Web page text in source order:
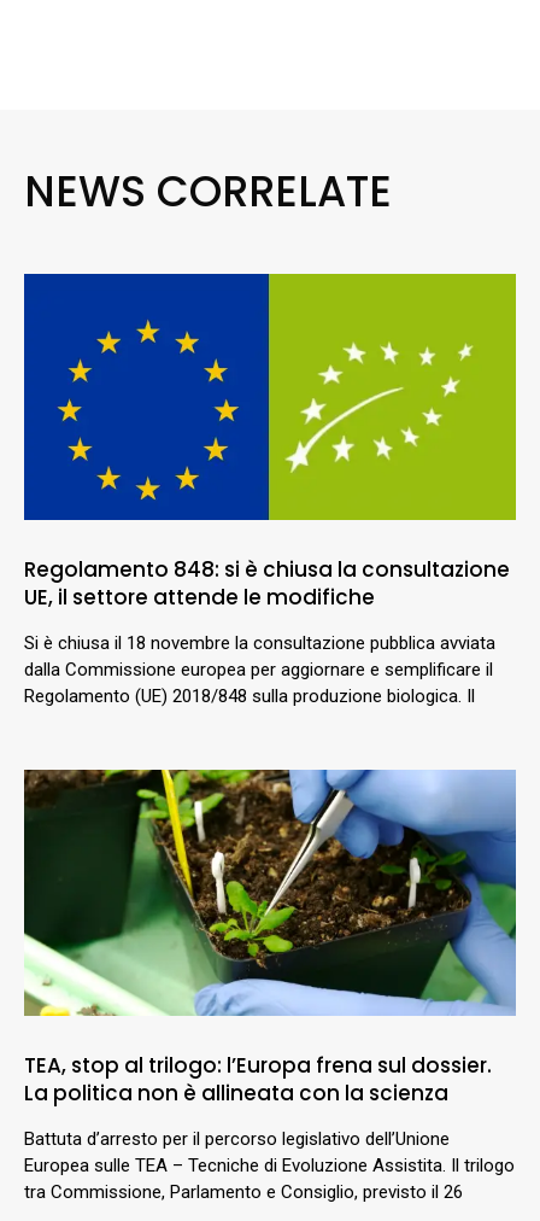
NEWS CORRELATE
Regolamento 848: si è chiusa la consultazione
UE, il settore attende le modifiche
Si è chiusa il 18 novembre la consultazione pubblica avviata
dalla Commissione europea per aggiornare e semplificare il
Regolamento (UE) 2018/848 sulla produzione biologica. Il
TEA, stop al trilogo: l’Europa frena sul dossier.
La politica non è allineata con la scienza
Battuta d’arresto per il percorso legislativo dell’Unione
Europea sulle TEA – Tecniche di Evoluzione Assistita. Il trilogo
tra Commissione, Parlamento e Consiglio, previsto il 26